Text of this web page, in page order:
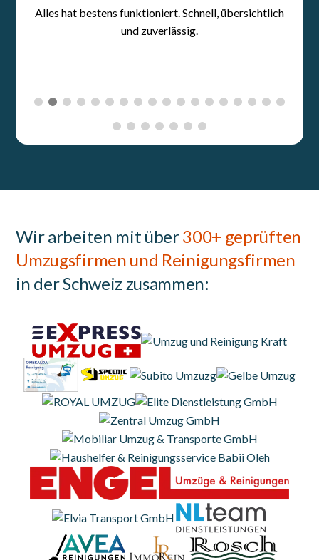
Wir arbeiten mit über300+ geprüften
Umzugsfirmen und Reinigungsfirmen
in der Schweiz zusammen: